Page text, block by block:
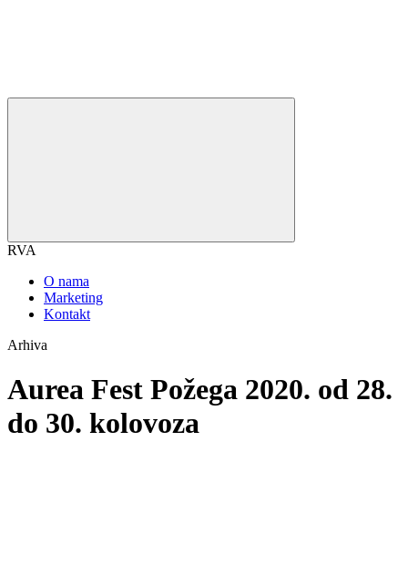
RVA
O nama
Marketing
Kontakt
Arhiva
Aurea Fest Požega 2020. od 28.
do 30. kolovoza